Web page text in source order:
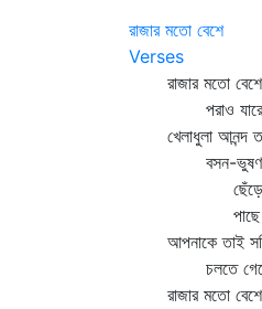
রাজার মতো বেশে
Verses
রাজার মতো বেশে
পরাও যারে
খেলাধুলা আনন্দ
বসন-ভুষণ হয়
ছেঁড়ে পাছে
পাছে ধুলায়
আপনাকে তাই
চলতে গেলে
রাজার মতো বেশে